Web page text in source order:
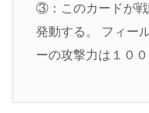
③：このカードが戦
発動する。 フィー
ーの攻撃力は１００